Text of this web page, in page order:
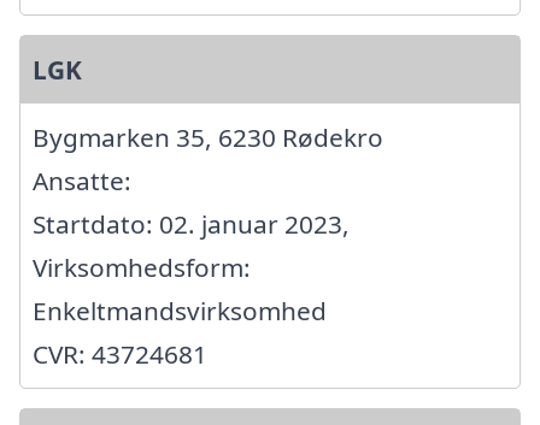
LGK
Bygmarken 35, 6230 Rødekro
Ansatte:
Startdato: 02. januar 2023,
Virksomhedsform:
Enkeltmandsvirksomhed
CVR: 43724681